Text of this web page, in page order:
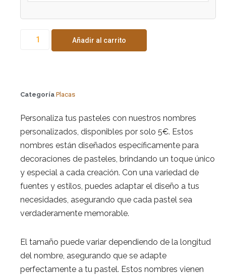
Añadir al carrito
Categoría Placas
Personaliza tus pasteles con nuestros nombres
personalizados, disponibles por solo 5€. Estos
nombres están diseñados específicamente para
decoraciones de pasteles, brindando un toque único
y especial a cada creación. Con una variedad de
fuentes y estilos, puedes adaptar el diseño a tus
necesidades, asegurando que cada pastel sea
verdaderamente memorable.
El tamaño puede variar dependiendo de la longitud
del nombre, asegurando que se adapte
perfectamente a tu pastel. Estos nombres vienen